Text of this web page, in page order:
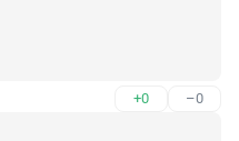
+0 –0